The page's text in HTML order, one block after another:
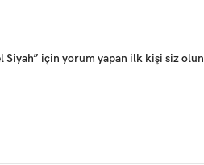
Siyah” için yorum yapan ilk kişi siz olun